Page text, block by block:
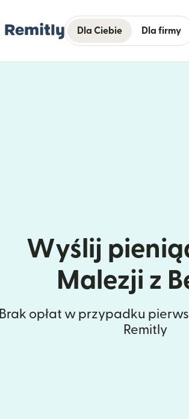
Dla Ciebie Dla firmy
Wyślij
Malezji z
Brak opłat w przypadku
Remitly